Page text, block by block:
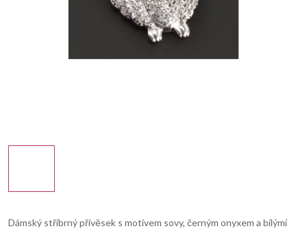
Dámský stříbrný přívěsek s motivem sovy, černým onyxem a bílými